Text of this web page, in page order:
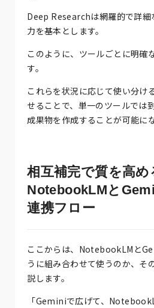
Deep Researchは網羅的で詳細
力を基本とします。
このように、ツールごとに明確
す。
これらを状況に応じて使い分け
せることで、単一のツールでは
成果物を作成することが可能に
相互補完で質を高め
NotebookLMと
連携フロー
ここからは、NotebookLMと
うに組み合わせて使うのか、そ
説します。
「Geminiで広げて、